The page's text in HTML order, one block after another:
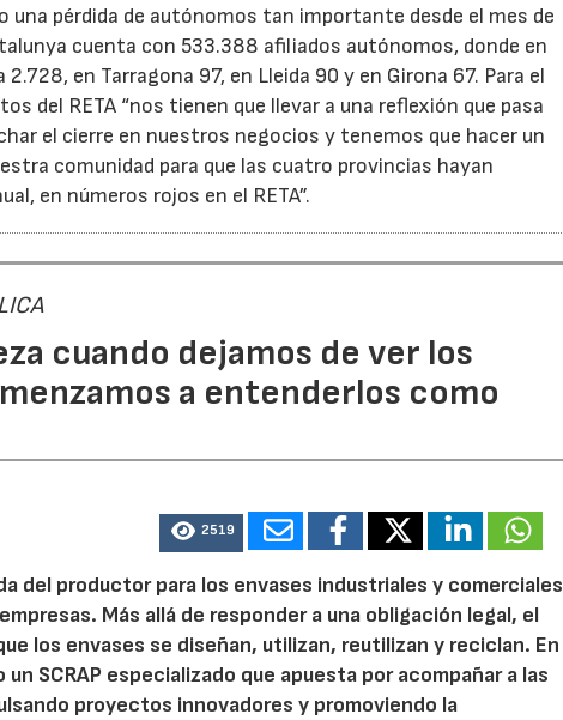
pérdida de autónomos tan importante desde el mes de
cuenta con 533.388 afiliados autónomos, donde en
en Tarragona 97, en Lleida 90 y en Girona 67. Para el
del RETA “nos tienen que llevar a una reflexión que pasa
el cierre en nuestros negocios y tenemos que hacer un
comunidad para que las cuatro provincias hayan
en números rojos en el RETA”.
cuando dejamos de ver los
a entenderlos como
2519
del productor para los envases industriales y comerciales
Más allá de responder a una obligación legal, el
los envases se diseñan, utilizan, reutilizan y reciclan. En
SCRAP especializado que apuesta por acompañar a las
proyectos innovadores y promoviendo la